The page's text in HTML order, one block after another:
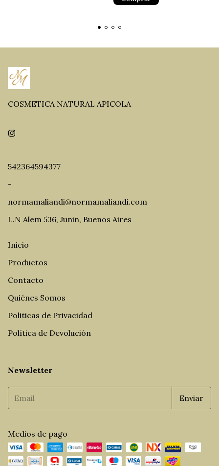
COSMETICA NATURAL APICOLA
542364594377
-
normamaliandi@normamaliandi.com
L.N Alem 536, Junin, Buenos Aires
Inicio
Productos
Contacto
Quiénes Somos
Politicas de Privacidad
Política de Devolución
Newsletter
Medios de pago